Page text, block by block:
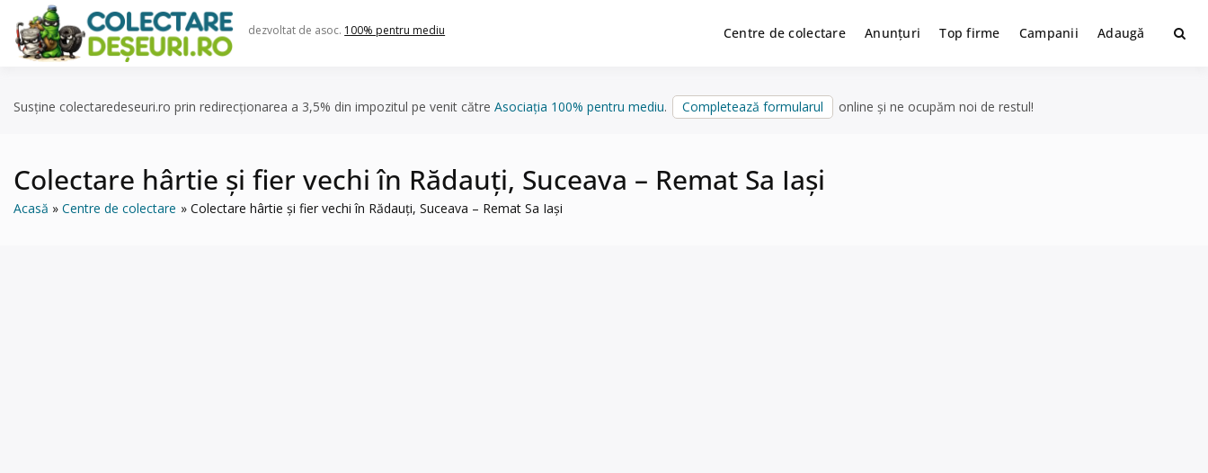
content
dezvoltat de asoc. 100% pentru mediu Centre de colectare Anunțuri Top firme Campanii Adaugă
Susține colectaredeseuri.ro prin redirecționarea a 3,5% din impozitul pe venit către Asociația 100% pentru mediu. Completează formularul online și ne ocupăm noi de restul!
Colectare hârtie și fier vechi în Rădauți, Suceava – Remat Sa Iași
Acasă Centre de colectare Colectare hârtie și fier vechi în Rădauți, Suceava – Remat Sa Iași